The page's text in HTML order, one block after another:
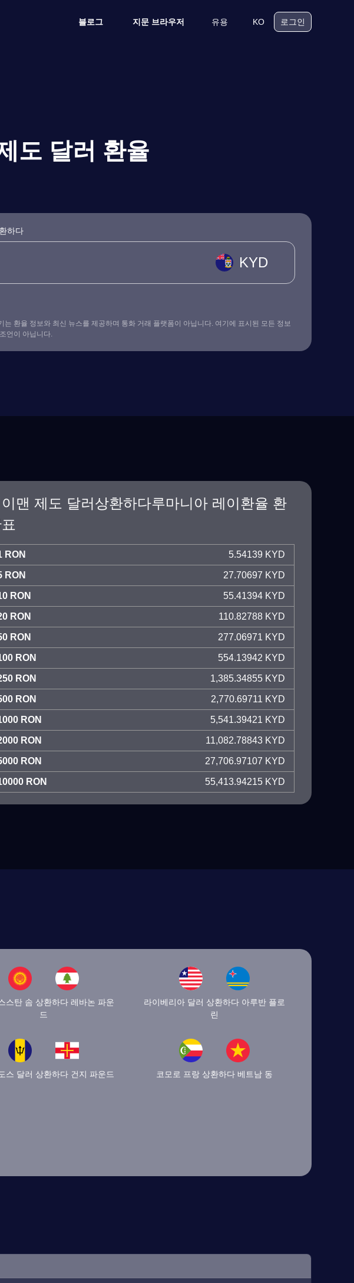
블로그 지문 브라우저 유용 KO 로그인
도 달러 환율
하다
KYD
는 환율 정보와 최신 뉴스를 제공하며 통화 거래 플랫폼이 아닙니다. 여기에 표시된 모든 정보
언이 아닙니다.
맨 제도 달러상환하다루마니아 레이환율 환
RON 5.54139 KYD
RON 27.70697 KYD
RON 55.41394 KYD
RON 110.82788 KYD
RON 277.06971 KYD
RON 554.13942 KYD
RON 1,385.34855 KYD
RON 2,770.69711 KYD
RON 5,541.39421 KYD
RON 11,082.78843 KYD
RON 27,706.97107 KYD
RON 55,413.94215 KYD
스탄 솜 상환하다 레바논 파운
드
라이베리아 달러 상환하다 아루반 플로
린
스 달러 상환하다 건지 파운드 코모로 프랑 상환하다 베트남 동